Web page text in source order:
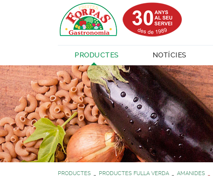
PRODUCTES NOTÍCIES
PRODUCTES PRODUCTES FULLA VERDA AMANIDES